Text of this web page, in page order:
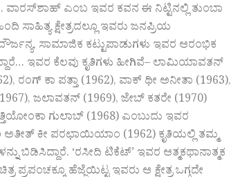
ವಾರಸ್‍ಶಾಹ್ ಎಂಬ ಇವರ ಕವನ ಈ ನಿಟ್ಟಿನಲ್ಲಿ ತುಂಬಾ
ಸಾಹಿತ್ಯ ಕ್ಷೇತ್ರದಲ್ಲೂ ಇವರು ಜನಪ್ರಿಯ
ಸಾಮಾಜಿಕ ಕಟ್ಟುಪಾಡುಗಳು ಇವರ ಆರಂಭಿಕ
ಇವರ ಕೆಲವು ಕೃತಿಗಳು ಹೀಗಿವೆ– ಲಾಮಿಯಾವತನ್
ರಂಗ್ ಕಾ ಪತ್ತಾ (1962), ವಾಕ್ ಥೀ ಅನೀತಾ (1963),
ಜಲಾವತನ್ (1969), ಜೇಬ್ ಕತರೇ (1970)
ಗುಲಾಬ್ (1968) ಎಂಬುದು ಇವರ
ಕೀ ಪರಛಾಯಿಯಾಂ (1962) ಕೃತಿಯಲ್ಲಿ ತಮ್ಮ
ಬಿಡಿಸಿದ್ದಾರೆ. ‘ರಸೀದಿ ಟಿಕೆಟ್’ ಇವರ ಆತ್ಮಕಥಾನಾತ್ಮಕ
ಹೆಜ್ಜೆಯಿಟ್ಟ ಇವರು ಆ ಕ್ಷೇತ್ರ ಒಗ್ಗದೇ